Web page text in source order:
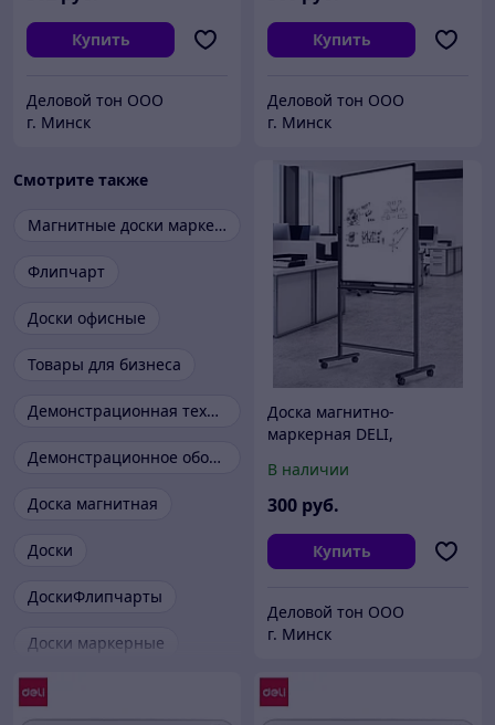
Купить
Деловой тон ООО
г. Минск
с полкой
Купить
Деловой тон ООО
г. Минск
Смотрите также
Магнитные доски маркерные
Флипчарт
Доски офисные
Товары для бизнеса
Демонстрационная техника
Демонстрационное оборудование
Доска магнитная
Доски
ДоскиФлипчарты
Доски маркерные
Доска магнитно-
маркерная DELI,
черной раме, 600*900
мм, на стойке с роликами,
с полкой
В наличии
300 руб.
Купить
Деловой тон ООО
г. Минск